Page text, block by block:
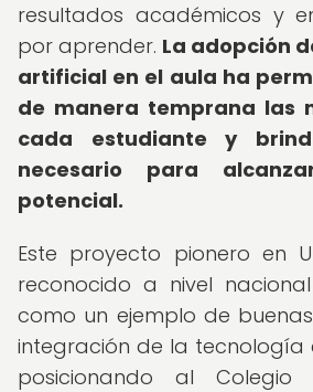
resultados académicos y
por aprender. La adopción
artificial en el aula ha
de manera temprana las
cada estudiante y
necesario para
potencial.
Este proyecto pionero en
reconocido a nivel
como un ejemplo de
integración de la tecnología
posicionando al